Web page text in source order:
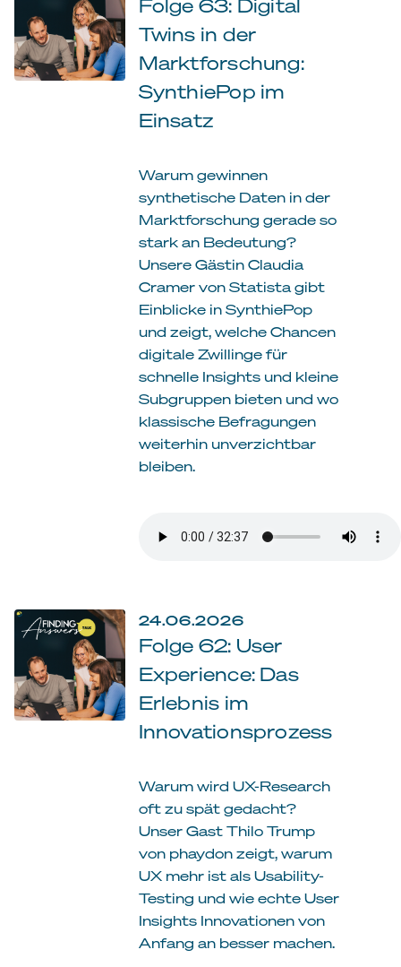
Folge 63: Digital
Twins in der
Marktforschung:
SynthiePop im
Einsatz
Warum gewinnen
synthetische Daten in der
Marktforschung gerade so
stark an Bedeutung?
Unsere Gästin Claudia
Cramer von Statista gibt
Einblicke in SynthiePop
und zeigt, welche Chancen
digitale Zwillinge für
schnelle Insights und kleine
Subgruppen bieten und wo
klassische Befragungen
weiterhin unverzichtbar
bleiben.
24.06.2026
Folge 62: User
Experience: Das
Erlebnis im
Innovationsprozess
Warum wird UX-Research
oft zu spät gedacht?
Unser Gast Thilo Trump
von phaydon zeigt, warum
UX mehr ist als Usability-
Testing und wie echte User
Insights Innovationen von
Anfang an besser machen.